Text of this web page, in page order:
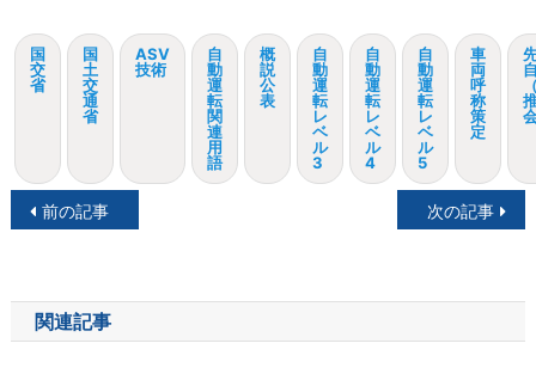
国
交
省
国
土
交
通
省
ASV
技術
自
動
運
転
関
連
用
語
概
説
公
表
自
動
運
転
レ
ベ
ル
3
自
動
運
転
レ
ベ
ル
4
自
動
運
転
レ
ベ
ル
5
車
両
呼
称
策
定
投
ナ
ビ
前の記事 次の記事
関連記事